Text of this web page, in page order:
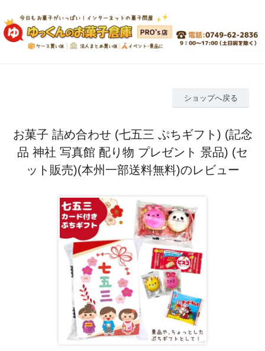
ショップへ戻る
お菓子 詰め合わせ (七五三 ぷちギフト) (記念
品 神社 写真館 配り物 プレゼント 景品) (セ
ット販売)(本州一部送料無料)のレビュー